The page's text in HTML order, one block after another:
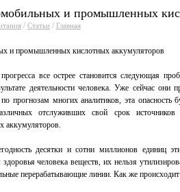
и промышленных
/ Статьи / Главная
и промышленных кислотных аккумуляторов
все острее становится следующая
деятельности человека. Уже сейчас
прогнозам многих аналитиков, эта опасность
отслуживших свой срок
аккумуляторов.
десятки и сотни миллионов единиц
человека веществ, их нельзя
перерабатывающие линии. Как же происходит